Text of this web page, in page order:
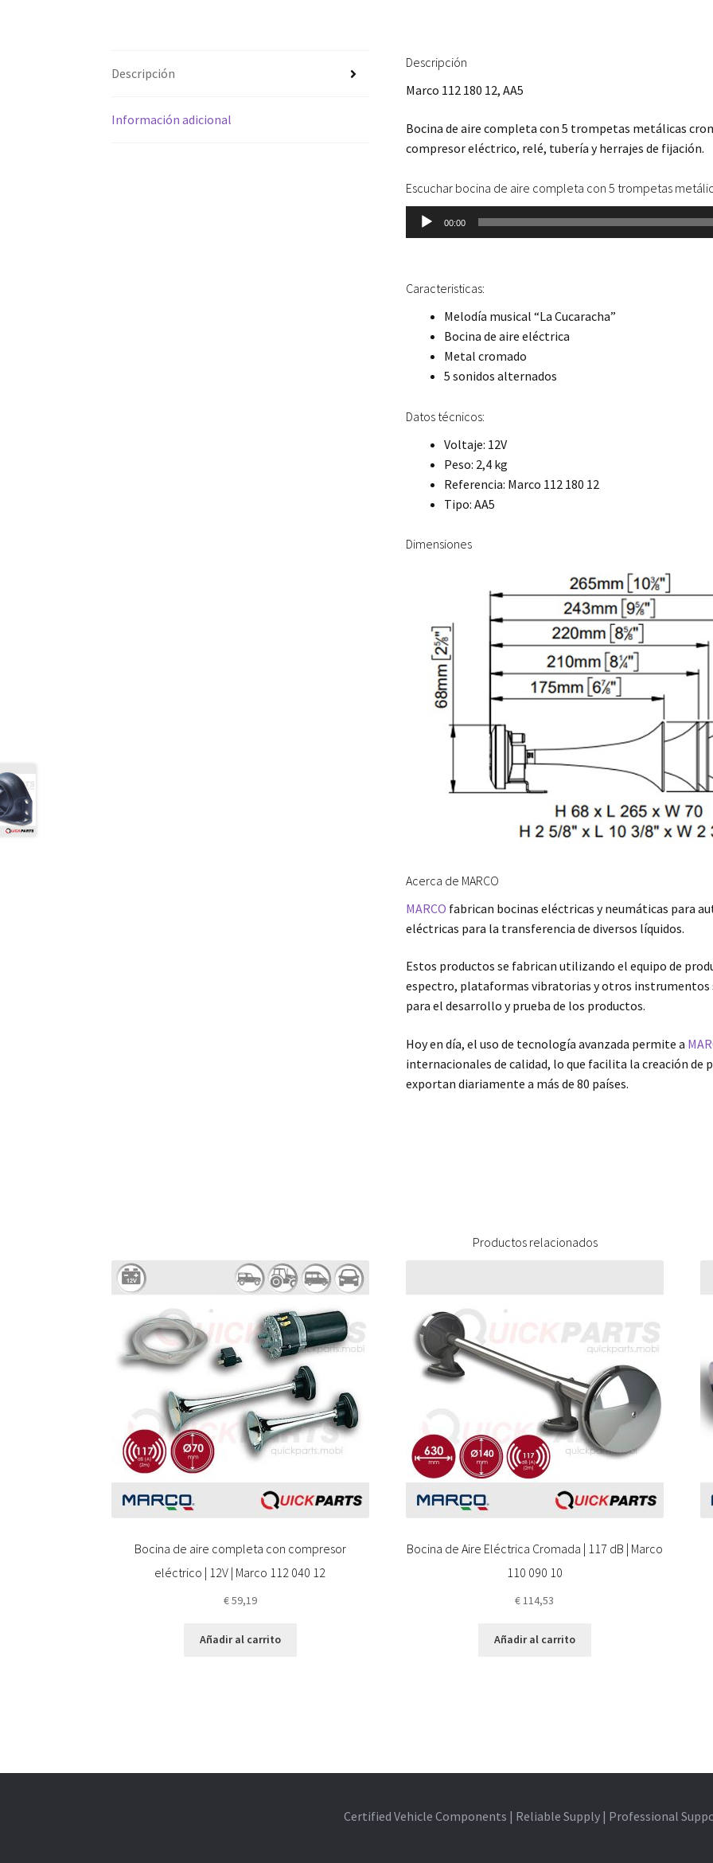
Descripción
Información adicional
Descripción
Marco 112 180 12, AA5
Bocina de aire completa con 5 trompetas metálicas
compresor eléctrico, relé, tubería y herrajes de fijación.
Escuchar bocina de aire completa con 5 trompetas
Reproductor
de
00:00
Caracteristicas:
Melodía musical “La Cucaracha”
Bocina de aire eléctrica
Metal cromado
5 sonidos alternados
Datos técnicos:
Voltaje: 12V
Peso: 2,4 kg
Referencia: Marco 112 180 12
Tipo: AA5
Dimensiones
Acerca de MARCO
MARCO fabrican bocinas eléctricas y neumáticas para
eléctricas para la transferencia de diversos líquidos.
Estos productos se fabrican utilizando el equipo de
espectro, plataformas vibratorias y otros instrumentos
para el desarrollo y prueba de los productos.
Hoy en día, el uso de tecnología avanzada permite a
internacionales de calidad, lo que facilita la creación
exportan diariamente a más de 80 países.
Productos relacionados
Bocina de aire completa con compresor
eléctrico | 12V | Marco 112 040 12
€59,19
Añadir al carrito
Bocina de Aire Eléctrica Cromada | 117 dB | Marco
110 090 10
€114,53
Añadir al carrito
Certified Vehicle Components | Reliable Supply | Professional